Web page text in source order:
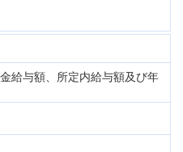
給与額、所定内給与額及び年